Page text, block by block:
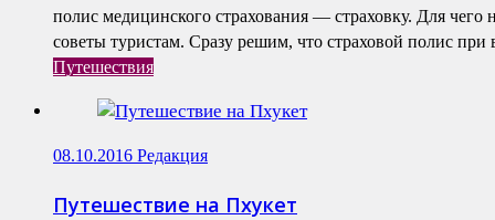
полис медицинского страхования — страховку. Для чего
советы туристам. Сразу решим, что страховой полис при
Путешествия
08.10.2016 Редакция
Путешествие на Пхукет